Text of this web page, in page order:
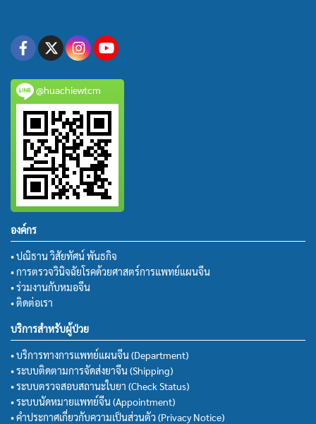
@huachiewtcm
องค์กร
• ปณิธาน วิสัยทัศน์ พันธกิจ
• การตรวจวินิจฉัยโรคด้วยศาสตร์การแพทย์แผนจีน
• ร่วมงานกับหมอจีน
• ติดต่อเรา
บริการสำหรับผู้ป่วย
• บริการทางการแพทย์แผนจีน (Department)
• ระบบติดตามการจัดส่งยาจีน (Shipping)
• ระบบตรวจสอบสถานะใบยา (Check Status)
• ระบบนัดหมายแพทย์จีน (Appointment)
• คำประกาศเกี่ยวกับความเป็นส่วนตัว (Privacy Notice)